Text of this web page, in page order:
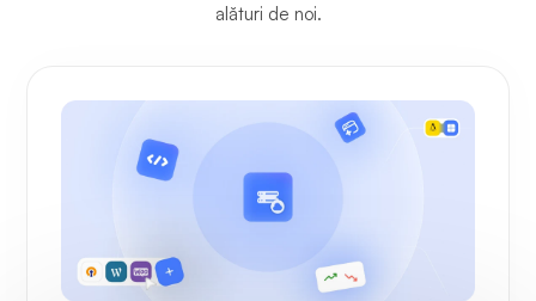
alături de noi.